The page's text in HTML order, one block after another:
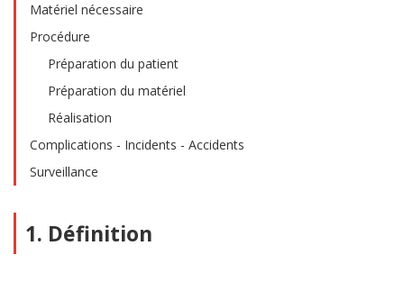
Matériel nécessaire
Procédure
Préparation du patient
Préparation du matériel
Réalisation
Complications - Incidents - Accidents
Surveillance
1. Définition